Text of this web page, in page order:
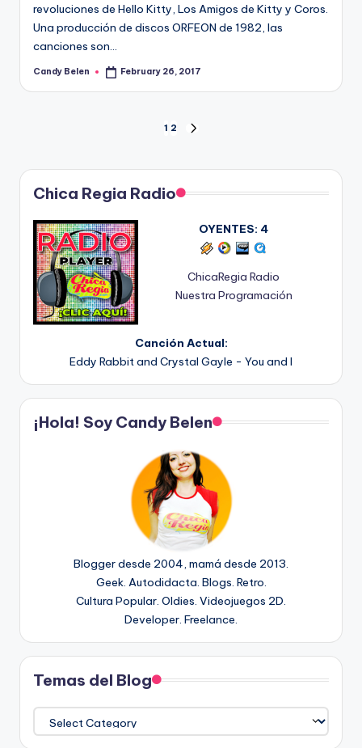
revoluciones de Hello Kitty, Los Amigos de Kitty y Coros.
Una producción de discos ORFEON de 1982, las
canciones son…
Posted
Candy Belen February 26, 2017
pagination
1 2
Chica Regia Radio
OYENTES: 4
ChicaRegia Radio
Nuestra Programación
Canción Actual:
Eddy Rabbit and Crystal Gayle - You and I
¡Hola! Soy Candy Belen
Blogger desde 2004, mamá desde 2013.
Geek. Autodidacta. Blogs. Retro.
Cultura Popular. Oldies. Videojuegos 2D.
Developer. Freelance.
Temas del Blog
Temas
del